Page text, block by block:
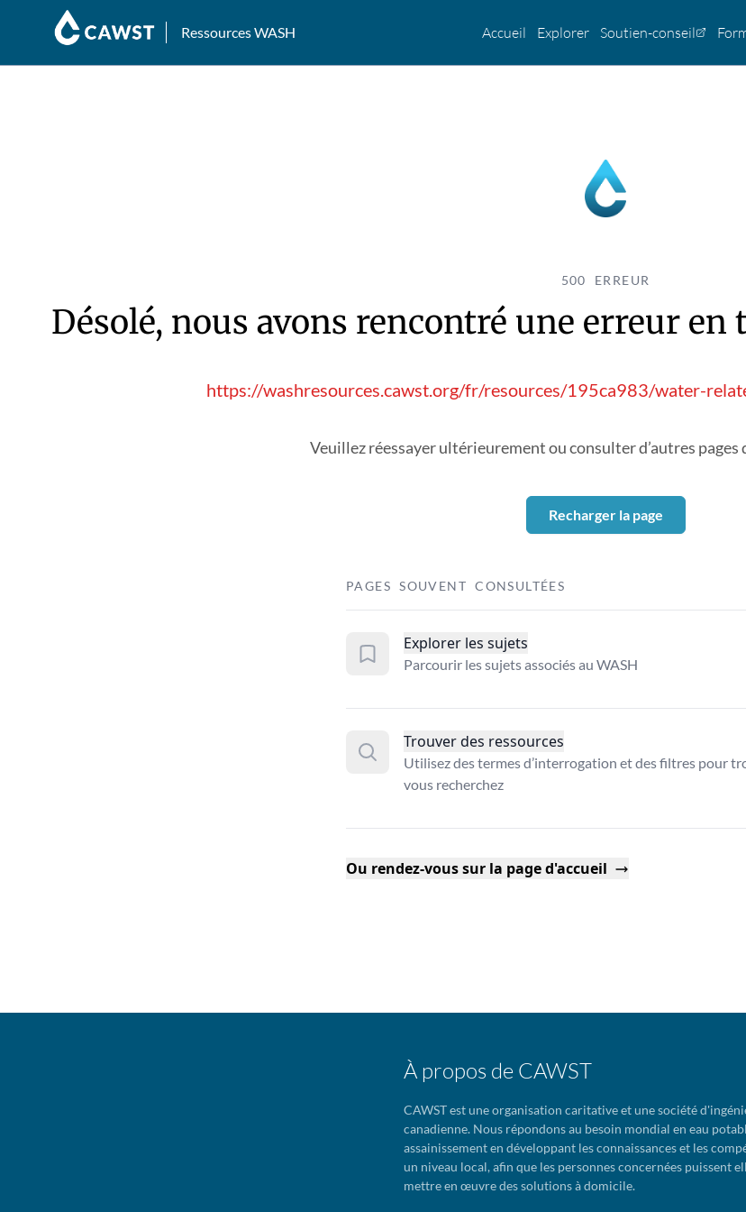
Ressources WASH Accueil Explorer Soutien-conseil
500 ERREUR
Désolé, nous avons rencontré une erreur en
https://washresources.cawst.org/fr/resources/195ca983/water-
Veuillez réessayer ultérieurement ou consulter d’autres pages
Recharger la page
PAGES SOUVENT CONSULTÉES
Explorer les sujets
Parcourir les sujets associés au WASH
Trouver des ressources
Utilisez des termes d’interrogation et des filtres pour
vous recherchez
Ou rendez-vous sur la page d'accueil
À propos de CAWST
CAWST est une organisation caritative et une société
canadienne. Nous répondons au besoin mondial en eau
assainissement en développant les connaissances et les
un niveau local, afin que les personnes concernées puissent
mettre en œuvre des solutions à domicile.